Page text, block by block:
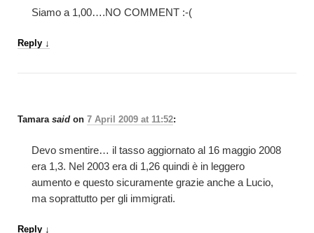
Siamo a 1,00….NO COMMENT :-(
Reply ↓
Tamara said on 7 April 2009 at 11:52:
Devo smentire… il tasso aggiornato al 16 maggio 2008
era 1,3. Nel 2003 era di 1,26 quindi è in leggero
aumento e questo sicuramente grazie anche a Lucio,
ma soprattutto per gli immigrati.
Reply ↓